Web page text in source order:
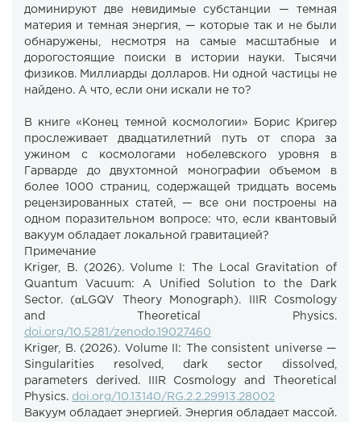
доминируют две невидимые субстанции — темная
материя и темная энергия, — которые так и не были
обнаружены, несмотря на самые масштабные и
дорогостоящие поиски в истории науки. Тысячи
физиков. Миллиарды долларов. Ни одной частицы не
найдено. А что, если они искали не то?
В книге «Конец темной космологии» Борис Кригер
прослеживает двадцатилетний путь от спора за
ужином с космологами нобелевского уровня в
Гарварде до двухтомной монографии объемом в
более 1000 страниц, содержащей тридцать восемь
рецензированных статей, — все они построены на
одном поразительном вопросе: что, если квантовый
вакуум обладает локальной гравитацией?
Примечание
Kriger, B. (2026). Volume I: The Local Gravitation of
Quantum Vacuum: A Unified Solution to the Dark
Sector. (αLGQV Theory Monograph). IIIR Cosmology
and Theoretical Physics.
doi.org/10.5281/zenodo.19027460
Kriger, B. (2026). Volume II: The consistent universe —
Singularities resolved, dark sector dissolved,
parameters derived. IIIR Cosmology and Theoretical
Physics. doi.org/10.13140/RG.2.2.29913.28002
Вакуум обладает энергией. Энергия обладает массой.